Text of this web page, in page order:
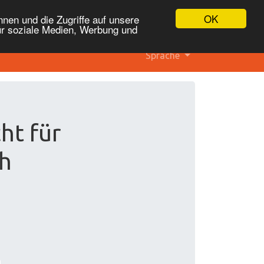
OK
und die Zugriffe auf unsere
soziale Medien, Werbung und
Sprache
für